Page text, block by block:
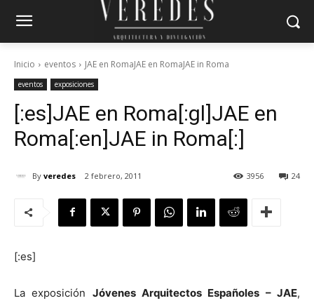
Inicio eventos JAE en RomaJAE en RomaJAE in Roma
eventos exposiciones
[:es]JAE en Roma[:gl]JAE en
Roma[:en]JAE in Roma[:]
By veredes 2 febrero, 2011 24
3956
[:es]
La exposición Jóvenes Arquitectos Españoles – JAE,